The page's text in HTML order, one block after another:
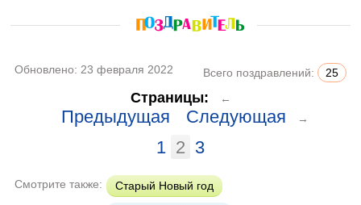
Обновлено: 23 февраля 2022 Всего поздравлений: 25
Страницы: ←
Предыдущая Следующая →
1 2 3
Смотрите также: Старый Новый год